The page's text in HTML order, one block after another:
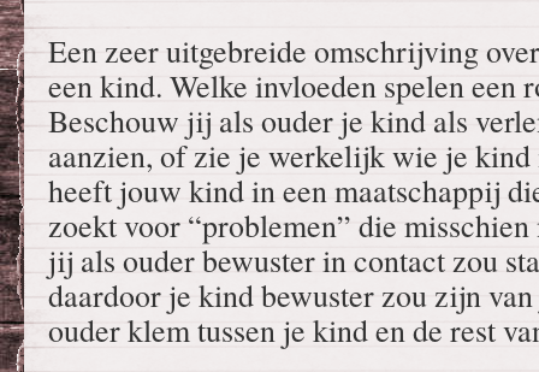
Een zeer uitgebreide omschrijving
een kind. Welke invloeden spelen
Beschouw jij als ouder je kind als
aanzien, of zie je werkelijk wie je kind
heeft jouw kind in een maatschappij
zoekt voor “problemen” die misschien
jij als ouder bewuster in contact zou
daardoor je kind bewuster zou zijn
ouder klem tussen je kind en de rest